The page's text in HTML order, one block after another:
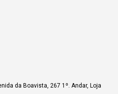
da Boavista, 267 1º. Andar, Loja